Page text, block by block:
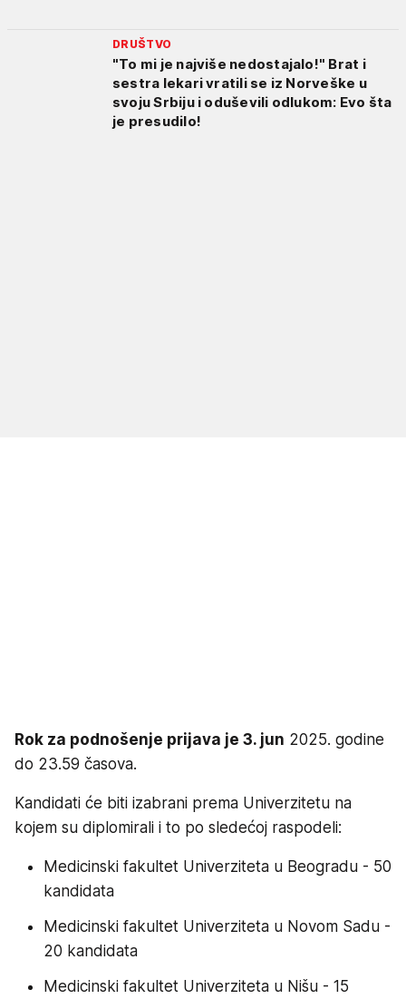
DRUŠTVO
"To mi je najviše nedostajalo!" Brat i
sestra lekari vratili se iz Norveške u
svoju Srbiju i oduševili odlukom: Evo šta
je presudilo!
Rok za podnošenje prijava je 3. jun 2025. godine
do 23.59 časova.
Kandidati će biti izabrani prema Univerzitetu na
kojem su diplomirali i to po sledećoj raspodeli:
Medicinski fakultet Univerziteta u Beogradu - 50
kandidata
Medicinski fakultet Univerziteta u Novom Sadu -
20 kandidata
Medicinski fakultet Univerziteta u Nišu - 15